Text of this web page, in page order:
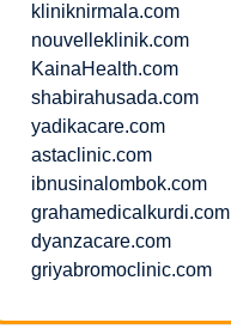
kliniknirmala.com
nouvelleklinik.com
KainaHealth.com
shabirahusada.com
yadikacare.com
astaclinic.com
ibnusinalombok.com
grahamedicalkurdi.com
dyanzacare.com
griyabromoclinic.com